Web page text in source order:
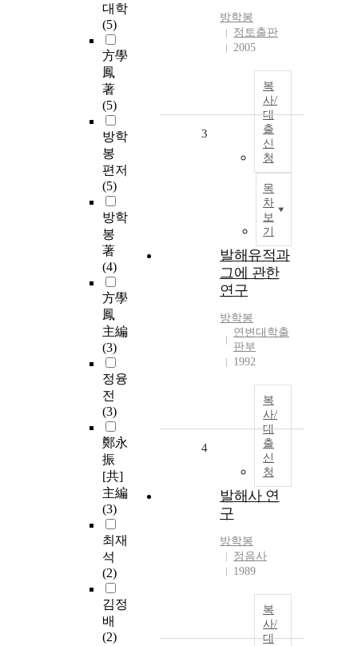
대학
(5)
方學
鳳
著
(5)
방학
봉
편저
(5)
방학
봉
著
(4)
方學
鳳
主編
(3)
정융
전
(3)
鄭永
振
[共]
主編
(3)
최재
석
(2)
김정
배
(2)
방학봉
정토출판
2005
복
사/
대
출
신
청
목
차
보
기
3
발해유적과
그에 관한
연구
방학봉
연변대학출
판부
1992
복
사/
대
출
신
청
4
발해사 연
구
방학봉
정음사
1989
복
사/
대